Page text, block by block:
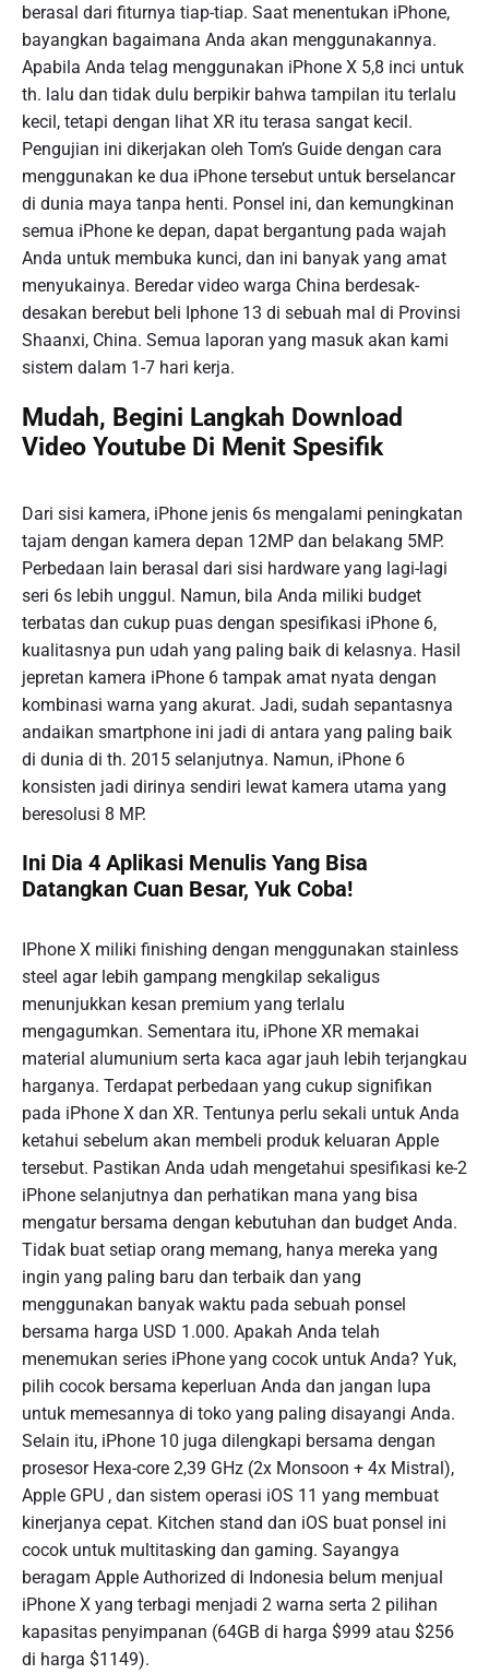
berasal dari fiturnya tiap-tiap. Saat menentukan iPhone,
bayangkan bagaimana Anda akan menggunakannya.
Apabila Anda telag menggunakan iPhone X 5,8 inci untuk
th. lalu dan tidak dulu berpikir bahwa tampilan itu terlalu
kecil, tetapi dengan lihat XR itu terasa sangat kecil.
Pengujian ini dikerjakan oleh Tom’s Guide dengan cara
menggunakan ke dua iPhone tersebut untuk berselancar
di dunia maya tanpa henti. Ponsel ini, dan kemungkinan
semua iPhone ke depan, dapat bergantung pada wajah
Anda untuk membuka kunci, dan ini banyak yang amat
menyukainya. Beredar video warga China berdesak-
desakan berebut beli Iphone 13 di sebuah mal di Provinsi
Shaanxi, China. Semua laporan yang masuk akan kami
sistem dalam 1-7 hari kerja.
Mudah, Begini Langkah Download
Video Youtube Di Menit Spesifik
Dari sisi kamera, iPhone jenis 6s mengalami peningkatan
tajam dengan kamera depan 12MP dan belakang 5MP.
Perbedaan lain berasal dari sisi hardware yang lagi-lagi
seri 6s lebih unggul. Namun, bila Anda miliki budget
terbatas dan cukup puas dengan spesifikasi iPhone 6,
kualitasnya pun udah yang paling baik di kelasnya. Hasil
jepretan kamera iPhone 6 tampak amat nyata dengan
kombinasi warna yang akurat. Jadi, sudah sepantasnya
andaikan smartphone ini jadi di antara yang paling baik
di dunia di th. 2015 selanjutnya. Namun, iPhone 6
konsisten jadi dirinya sendiri lewat kamera utama yang
beresolusi 8 MP.
Ini Dia 4 Aplikasi Menulis Yang Bisa
Datangkan Cuan Besar, Yuk Coba!
IPhone X miliki finishing dengan menggunakan stainless
steel agar lebih gampang mengkilap sekaligus
menunjukkan kesan premium yang terlalu
mengagumkan. Sementara itu, iPhone XR memakai
material alumunium serta kaca agar jauh lebih terjangkau
harganya. Terdapat perbedaan yang cukup signifikan
pada iPhone X dan XR. Tentunya perlu sekali untuk Anda
ketahui sebelum akan membeli produk keluaran Apple
tersebut. Pastikan Anda udah mengetahui spesifikasi ke-2
iPhone selanjutnya dan perhatikan mana yang bisa
mengatur bersama dengan kebutuhan dan budget Anda.
Tidak buat setiap orang memang, hanya mereka yang
ingin yang paling baru dan terbaik dan yang
menggunakan banyak waktu pada sebuah ponsel
bersama harga USD 1.000. Apakah Anda telah
menemukan series iPhone yang cocok untuk Anda? Yuk,
pilih cocok bersama keperluan Anda dan jangan lupa
untuk memesannya di toko yang paling disayangi Anda.
Selain itu, iPhone 10 juga dilengkapi bersama dengan
prosesor Hexa-core 2,39 GHz (2x Monsoon + 4x Mistral),
Apple GPU , dan sistem operasi iOS 11 yang membuat
kinerjanya cepat. Kitchen stand dan iOS buat ponsel ini
cocok untuk multitasking dan gaming. Sayangya
beragam Apple Authorized di Indonesia belum menjual
iPhone X yang terbagi menjadi 2 warna serta 2 pilihan
kapasitas penyimpanan (64GB di harga $999 atau $256
di harga $1149).